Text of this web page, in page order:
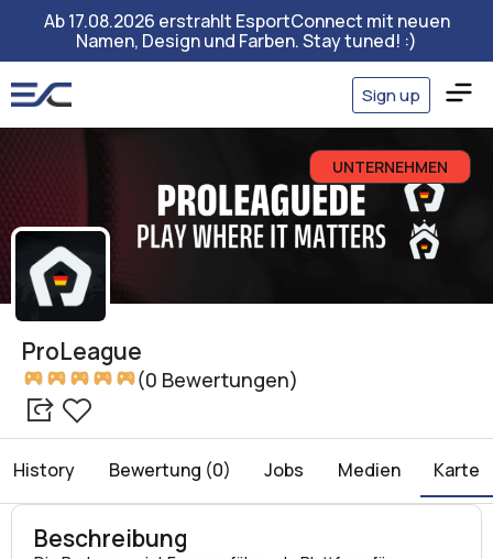
Ab 17.08.2026 erstrahlt EsportConnect mit neuen
Namen, Design und Farben. Stay tuned! :)
Sign up
UNTERNEHMEN
ProLeague
(0 Bewertungen)
History Bewertung (0) Jobs Medien Karte
Beschreibung